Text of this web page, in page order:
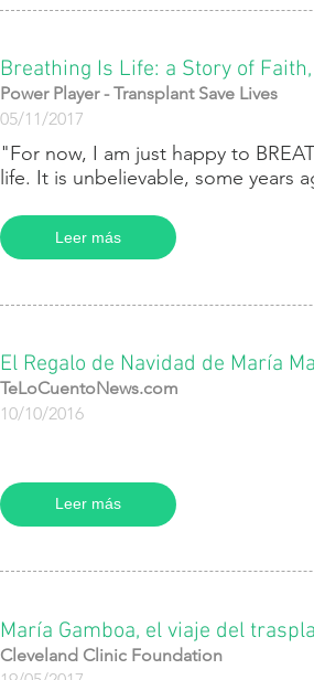
Breathing Is Life: a Story of
Power Player - Transplant Save Lives
05/11/2017
​"For now, I am just happy to
life. It is unbelievable, some years
Leer más
El Regalo de Navidad de María
TeLoCuentoNews.com
10/10/2016
Leer más
María Gamboa, el viaje del
Cleveland Clinic Foundation